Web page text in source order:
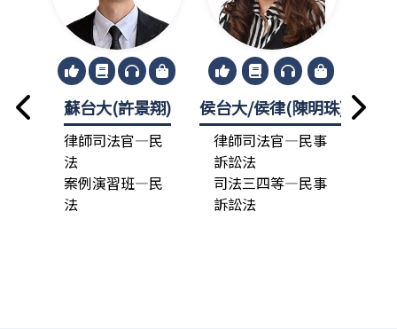
蘇台大(許景翔)
律師司法官—民
法
案例演習班—民
法
侯台大/侯律(陳明珠)
律師司法官—民事
訴訟法
司法三四等—民事
訴訟法
龍政